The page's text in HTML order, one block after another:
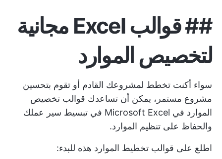
##
قوالب Excel مجانية
لتخصيص الموارد
سواء أكنت تخطط لمشروعك القادم أو تقوم بتحسين
مشروع مستمر، يمكن أن تساعدك قوالب تخصيص
الموارد في Microsoft Excel في تبسيط سير عملك
والحفاظ على تنظيم الموارد.
اطلع على قوالب تخطيط الموارد هذه للبدء: